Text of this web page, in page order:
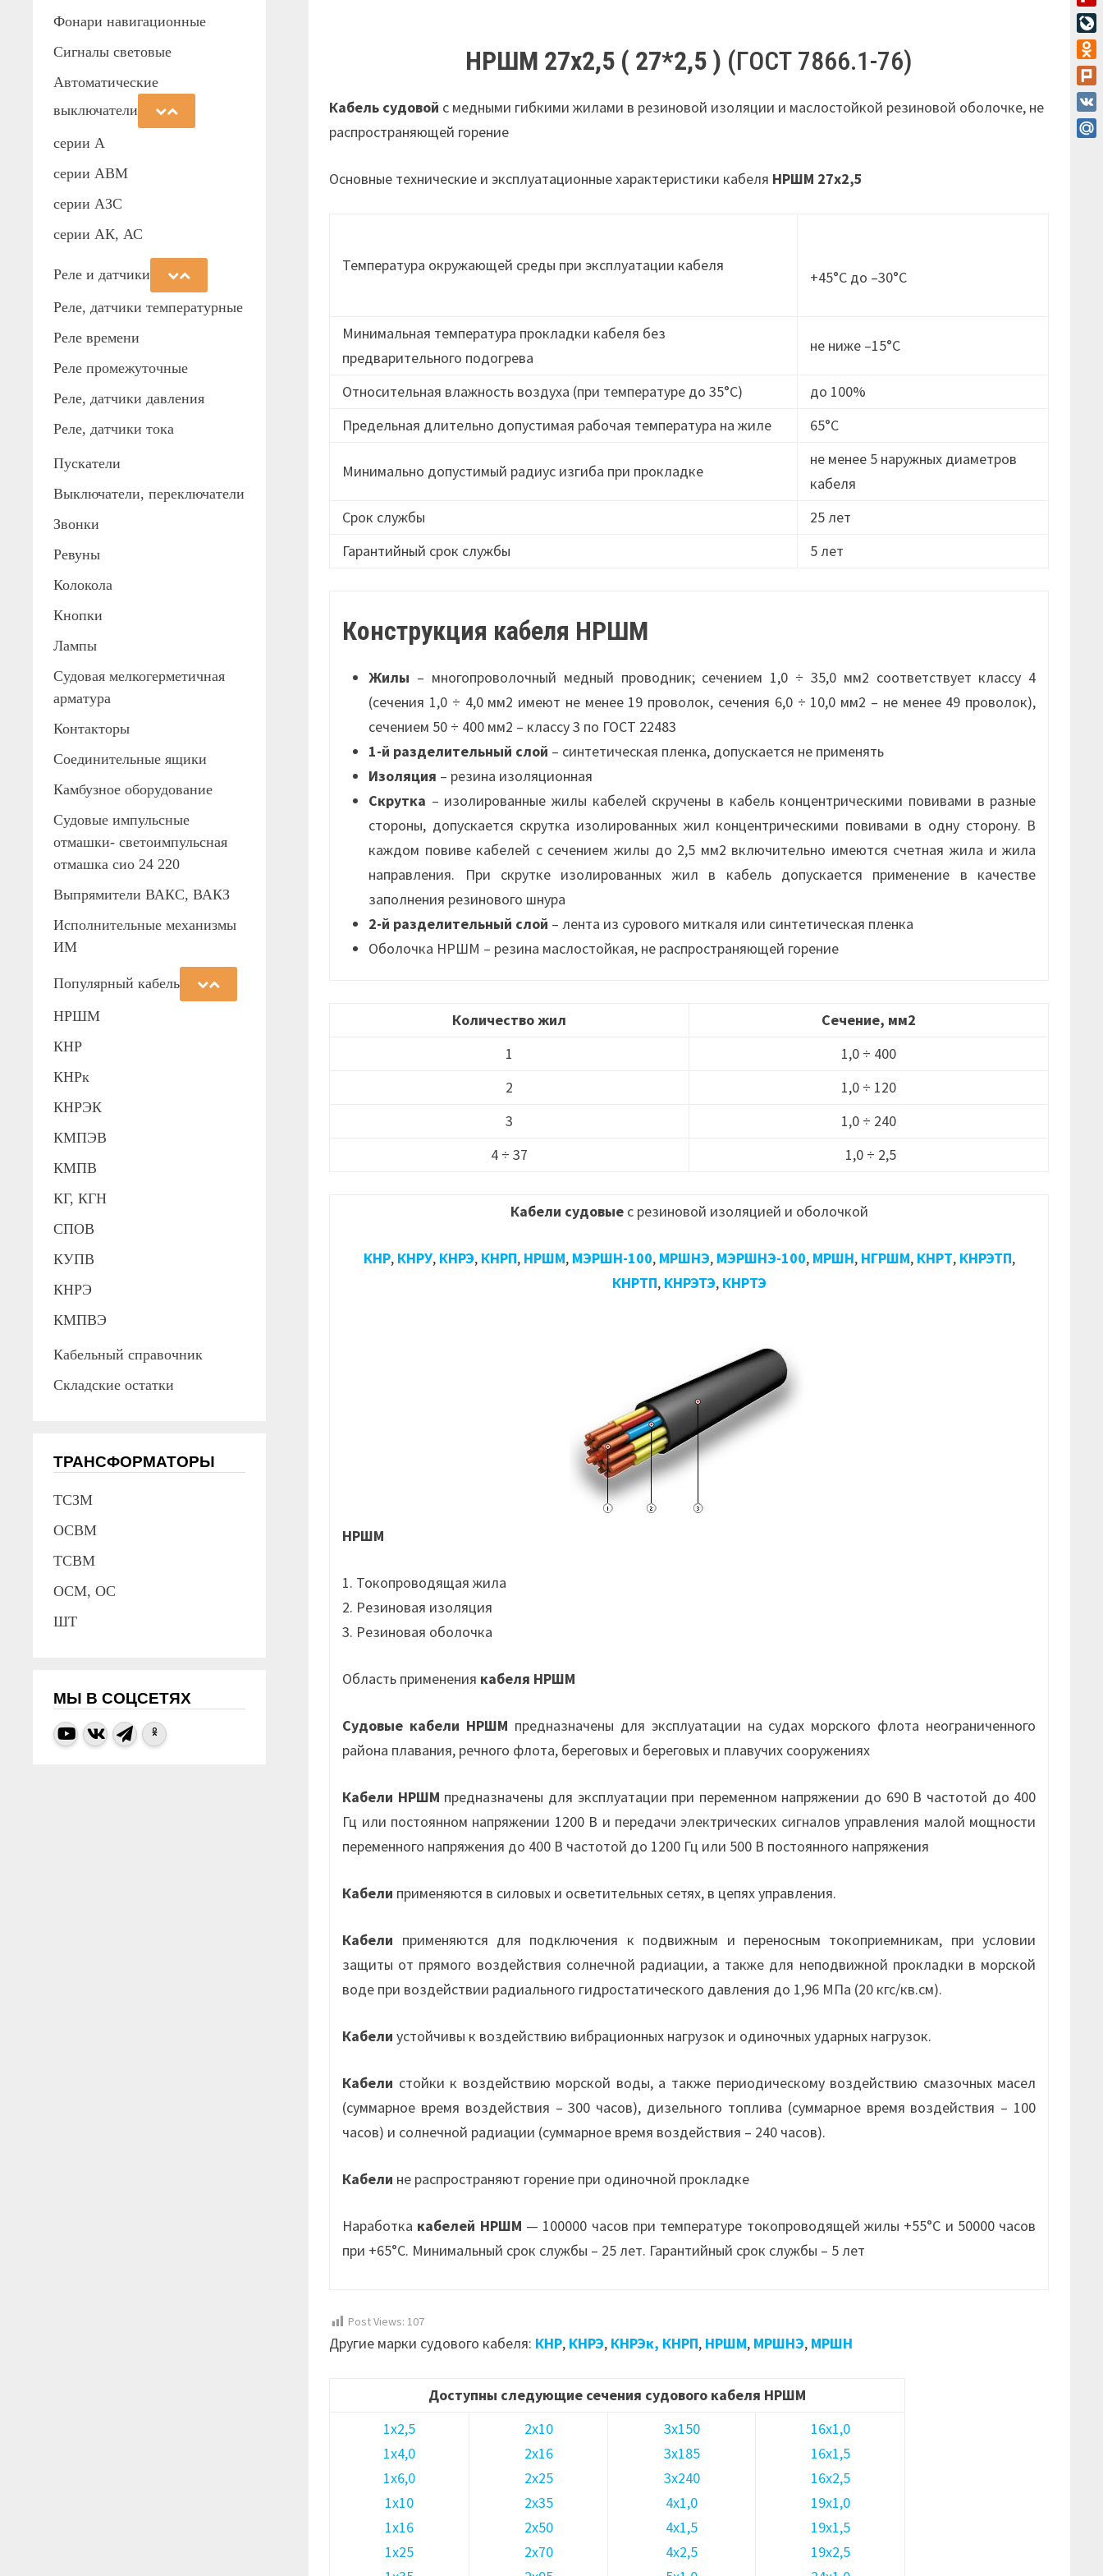
НРШМ 27х2,5 ( 27*2,5 ) (ГОСТ 7866.1-76)
Кабель судовой с медными гибкими жилами в резиновой изоляции и маслостойкой резиновой оболочке, не
распространяющей горение
Основные технические и эксплуатационные характеристики кабеля НРШМ 27х2,5
Температура окружающей среды при эксплуатации кабеля
+45°С до –30°С
Минимальная температура прокладки кабеля без
предварительного подогрева
не ниже –15°C
Относительная влажность воздуха (при температуре до 35°С)
до 100%
Предельная длительно допустимая рабочая температура на жиле
65°С
Минимально допустимый радиус изгиба при прокладке
не менее 5 наружных диаметров
кабеля
Срок службы
25 лет
Гарантийный срок службы
5 лет
Конструкция кабеля НРШМ
Жилы – многопроволочный медный проводник; сечением 1,0 ÷ 35,0 мм2 соответствует классу 4
(сечения 1,0 ÷ 4,0 мм2 имеют не менее 19 проволок, сечения 6,0 ÷ 10,0 мм2 – не менее 49 проволок),
сечением 50 ÷ 400 мм2 – классу 3 по ГОСТ 22483
1-й разделительный слой – синтетическая пленка, допускается не применять
Изоляция – резина изоляционная
Скрутка – изолированные жилы кабелей скручены в кабель концентрическими повивами в разные
стороны, допускается скрутка изолированных жил концентрическими повивами в одну сторону. В
каждом повиве кабелей с сечением жилы до 2,5 мм2 включительно имеются счетная жила и жила
направления. При скрутке изолированных жил в кабель допускается применение в качестве
заполнения резинового шнура
2-й разделительный слой – лента из сурового миткаля или синтетическая пленка
Оболочка НРШМ – резина маслостойкая, не распространяющей горение
Количество жил
Сечение, мм2
1
1,0 ÷ 400
2
1,0 ÷ 120
3
1,0 ÷ 240
4 ÷ 37
1,0 ÷ 2,5
Кабели судовыес резиновой изоляцией и оболочкой
КНР, КНРУ, КНРЭ, КНРП, НРШМ, МЭРШН-100, МРШНЭ, МЭРШНЭ-100, МРШН, НГРШМ, КНРТ, КНРЭТП,
КНРТП, КНРЭТЭ, КНРТЭ
НРШМ
1. Токопроводящая жила
2. Резиновая изоляция
3. Резиновая оболочка
Область применения кабеля НРШМ
Судовые кабели НРШМ предназначены для эксплуатации на судах морского флота неограниченного
района плавания, речного флота, береговых и береговых и плавучих сооружениях
Кабели НРШМ предназначены для эксплуатации при переменном напряжении до 690 В частотой до 400
Гц или постоянном напряжении 1200 В и передачи электрических сигналов управления малой мощности
переменного напряжения до 400 В частотой до 1200 Гц или 500 В постоянного напряжения
Кабели применяются в силовых и осветительных сетях, в цепях управления.
Кабели применяются для подключения к подвижным и переносным токоприемникам, при условии
защиты от прямого воздействия солнечной радиации, а также для неподвижной прокладки в морской
воде при воздействии радиального гидростатического давления до 1,96 МПа (20 кгс/кв.см).
Кабели устойчивы к воздействию вибрационных нагрузок и одиночных ударных нагрузок.
Кабели стойки к воздействию морской воды, а также периодическому воздействию смазочных масел
(суммарное время воздействия – 300 часов), дизельного топлива (суммарное время воздействия – 100
часов) и солнечной радиации (суммарное время воздействия – 240 часов).
Кабели не распространяют горение при одиночной прокладке
Наработка кабелей НРШМ — 100000 часов при температуре токопроводящей жилы +55°С и 50000 часов
при +65°С. Минимальный срок службы – 25 лет. Гарантийный срок службы – 5 лет
Post Views: 107
Другие марки судового кабеля: КНР, КНРЭ, КНРЭк, КНРП, НРШМ, МРШНЭ, МРШН
Доступны следующие сечения судового кабеля НРШМ
1х2,5
1х4,0
1х6,0
1х10
1х16
1х25
2х10
2х16
2х25
2х35
2х50
2х70
3х150
3х185
3х240
4х1,0
4х1,5
4х2,5
16х1,0
16х1,5
16х2,5
19х1,0
19х1,5
19х2,5
Фонари навигационные
Сигналы световые
Автоматические
выключатели
серии А
серии АВМ
cерии АЗС
серии АК, АС
Реле и датчики
Реле, датчики температурные
Реле времени
Реле промежуточные
Реле, датчики давления
Реле, датчики тока
Пускатели
Выключатели, переключатели
Звонки
Ревуны
Колокола
Кнопки
Лампы
Судовая мелкогерметичная
арматура
Контакторы
Соединительные ящики
Камбузное оборудование
Судовые импульсные
отмашки- светоимпульсная
отмашка сио 24 220
Выпрямители ВАКС, ВАКЗ
Исполнительные механизмы
ИМ
Популярный кабель
НРШМ
КНР
КНРк
КНРЭК
КМПЭВ
КМПВ
КГ, КГН
СПОВ
КУПВ
КНРЭ
КМПВЭ
Кабельный справочник
Складские остатки
ТРАНСФОРМАТОРЫ
ТСЗМ
ОСВМ
ТСВМ
ОСМ, ОС
ШТ
МЫ В СОЦСЕТЯХ
VK